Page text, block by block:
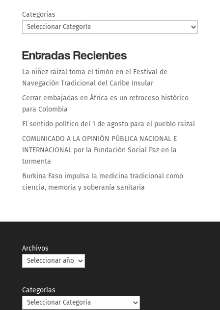
Categorías
Entradas Recientes
La niñez raizal toma el timón en el Festival de
Navegación Tradicional del Caribe Insular
Cerrar embajadas en África es un retroceso histórico
para Colombia
El sentido político del 1 de agosto para el pueblo raizal
COMUNICADO A LA OPINIÓN PÚBLICA NACIONAL E
INTERNACIONAL por la Fundación Social Paz en la
tormenta
Burkina Faso impulsa la medicina tradicional como
ciencia, memoria y soberanía sanitaria
Archivos
Categorías